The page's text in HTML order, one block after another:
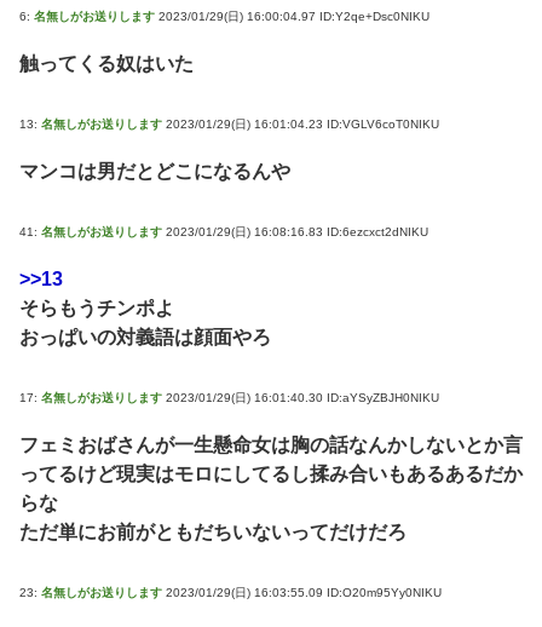
6: 名無しがお送りします 2023/01/29(日) 16:00:04.97 ID:Y2qe+Dsc0NIKU
触ってくる奴はいた
13: 名無しがお送りします 2023/01/29(日) 16:01:04.23 ID:VGLV6coT0NIKU
マンコは男だとどこになるんや
41: 名無しがお送りします 2023/01/29(日) 16:08:16.83 ID:6ezcxct2dNIKU
>>13
そらもうチンポよ
おっぱいの対義語は顔面やろ
17: 名無しがお送りします 2023/01/29(日) 16:01:40.30 ID:aYSyZBJH0NIKU
フェミおばさんが一生懸命女は胸の話なんかしないとか言
ってるけど現実はモロにしてるし揉み合いもあるあるだか
らな
ただ単にお前がともだちいないってだけだろ
23: 名無しがお送りします 2023/01/29(日) 16:03:55.09 ID:O20m95Yy0NIKU